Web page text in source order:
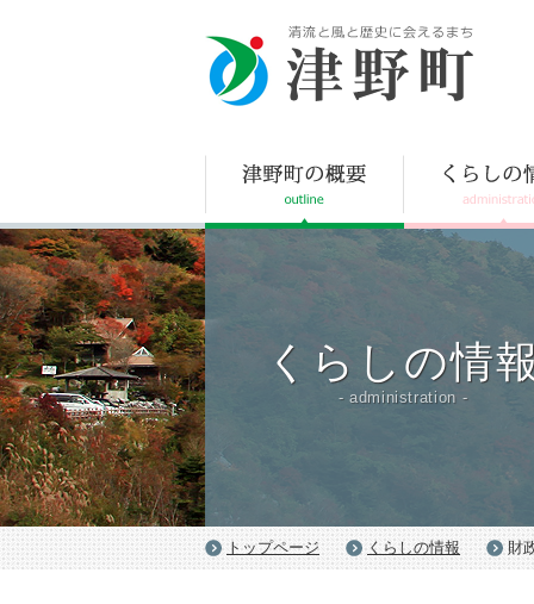
くらしの情
- administration -
トップページ くらしの情報 財